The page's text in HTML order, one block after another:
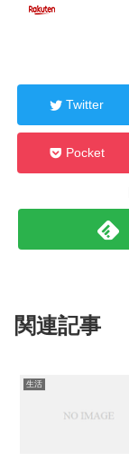
Twitter
Pocket
関連記事
生活